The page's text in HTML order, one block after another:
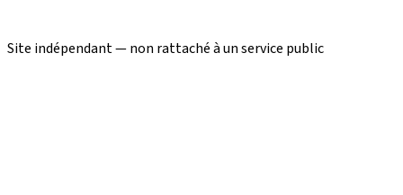
Site indépendant — non rattaché à un service public